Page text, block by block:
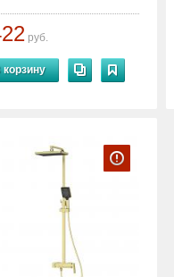
руб.